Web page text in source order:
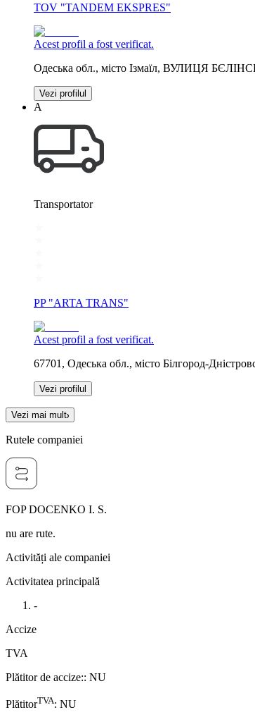
TOV "TANDEM EKSPRES"
Acest profil a fost verificat.
Одеська обл., місто Ізмаїл, ВУЛИЦЯ
Vezi profilul
А
Transportator
PP "ARTA TRANS"
Acest profil a fost verificat.
67701, Одеська обл., місто Білгород-
Vezi profilul
Vezi mai mult
Rutele companiei
FOP DOCENKO I. S.
nu are rute.
Activități ale companiei
Activitatea principală
-
Accize
TVA
Plătitor de accize:: NU
PlătitorTVA: NU